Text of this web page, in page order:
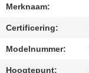
Merknaam:
Certificering:
Modelnummer:
Hoogtepunt: